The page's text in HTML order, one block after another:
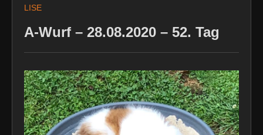
LISE
A-Wurf – 28.08.2020 – 52. Tag